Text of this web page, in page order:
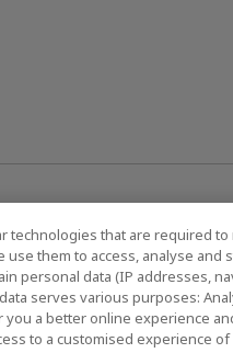
ント一覧 ソーシャルメディ
technologies that are required
them to access, analyse and
personal data (IP addresses,
serves various purposes:
a better online experience
to a customised experience